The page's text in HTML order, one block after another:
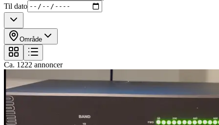
Til dato
Område
Ca. 1222 annoncer